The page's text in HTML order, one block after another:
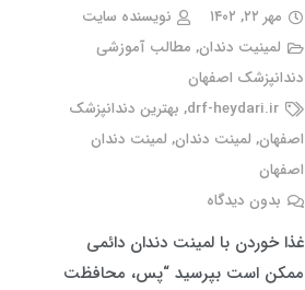
مهر ۲۲, ۱۴۰۲
نویسنده سایت
لمینیت دندان, مطالب آموزشی
دندانپزشک اصفهان
drf-heydari.ir
, بهترین دندانپزشک
اصفهان, لمینت دندان, لمینت دندان
اصفهان
بدون دیدگاه
غذا خوردن با لمینت دندان دائمی
ممکن است بپرسید “پس، محافظت